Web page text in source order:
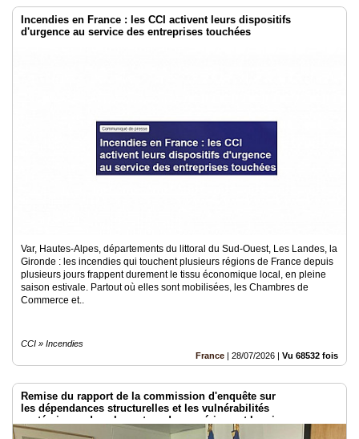
Incendies en France : les CCI activent leurs dispositifs
d'urgence au service des entreprises touchées
Var, Hautes-Alpes, départements du littoral du Sud-Ouest, Les Landes, la
Gironde : les incendies qui touchent plusieurs régions de France depuis
plusieurs jours frappent durement le tissu économique local, en pleine
saison estivale. Partout où elles sont mobilisées, les Chambres de
Commerce et..
CCI » Incendies
France | 28/07/2026 | Vu 68532 fois
Remise du rapport de la commission d'enquête sur
les dépendances structurelles et les vulnérabilités
systémiques dans le secteur du numérique et les risques pour
l’indépendance de la France